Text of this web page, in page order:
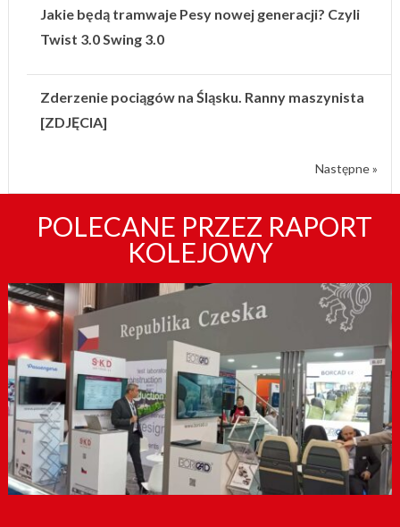
Jakie będą tramwaje Pesy nowej generacji? Czyli
Twist 3.0 Swing 3.0
Zderzenie pociągów na Śląsku. Ranny maszynista
[ZDJĘCIA]
Następne »
POLECANE PRZEZ RAPORT
KOLEJOWY